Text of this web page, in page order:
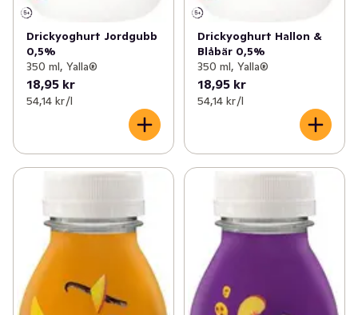
Drickyoghurt Jordgubb
0,5%
350 ml, Yalla®
18,95 kr
54,14 kr /l
Drickyoghurt Hallon &
Blåbär 0,5%
350 ml, Yalla®
18,95 kr
54,14 kr /l